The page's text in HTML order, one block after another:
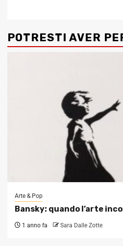
POTRESTI AVER
Arte & Pop
Bansky: quando l’arte
1 anno fa Sara Dalle Zotte